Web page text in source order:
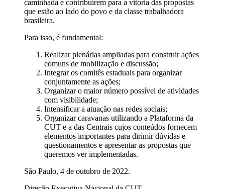
caminhada e contribuírem para a vitória das propostas
que estão ao lado do povo e da classe trabalhadora
brasileira.
Para isso, é fundamental:
Realizar plenárias ampliadas para construir ações
comuns de mobilização e discussão;
Integrar os comitês estaduais para organizar
conjuntamente as ações;
Organizar o maior número possível de atividades
com visibilidade;
Intensificar a atuação nas redes sociais;
Organizar caravanas utilizando a Plataforma da
CUT e a das Centrais cujos conteúdos fornecem
elementos importantes para dirimir dúvidas e
questionamentos e apresentar as propostas que
queremos ver implementadas.
São Paulo, 4 de outubro de 2022.